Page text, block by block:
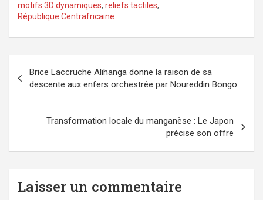
motifs 3D dynamiques, reliefs tactiles,
République Centrafricaine
de
l’article
Brice Laccruche Alihanga donne la raison de sa
descente aux enfers orchestrée par Noureddin Bongo
Transformation locale du manganèse : Le Japon
précise son offre
Laisser un commentaire